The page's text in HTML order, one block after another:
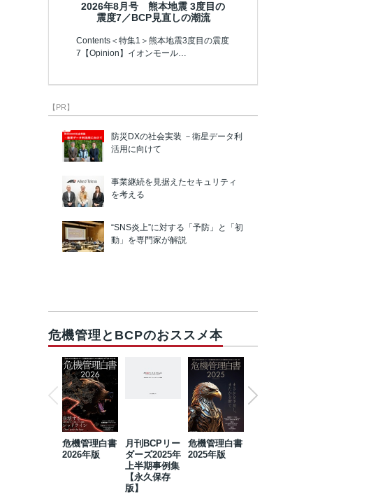
2026年8月号 熊本地震 3度目の
震度7／BCP見直しの潮流
Contents＜特集1＞熊本地震3度目の震度
7【Opinion】イオンモール…
【PR】
防災DXの社会実装 －衛星データ利
活用に向けて
事業継続を見据えたセキュリティ
を考える
“SNS炎上”に対する「予防」と「初
動」を専門家が解説
危機管理とBCPのおススメ本
危機管理白書
2026年版
月刊BCPリー
ダーズ2025年
上半期事例集
【永久保存
版】
危機管理白書
2025年版